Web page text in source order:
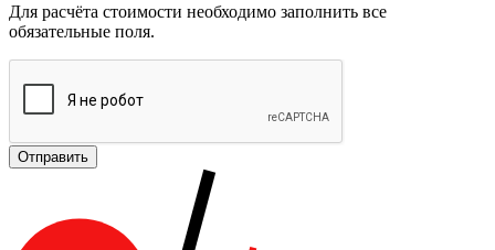
Для расчёта стоимости необходимо заполнить все
обязательные поля.
Отправить